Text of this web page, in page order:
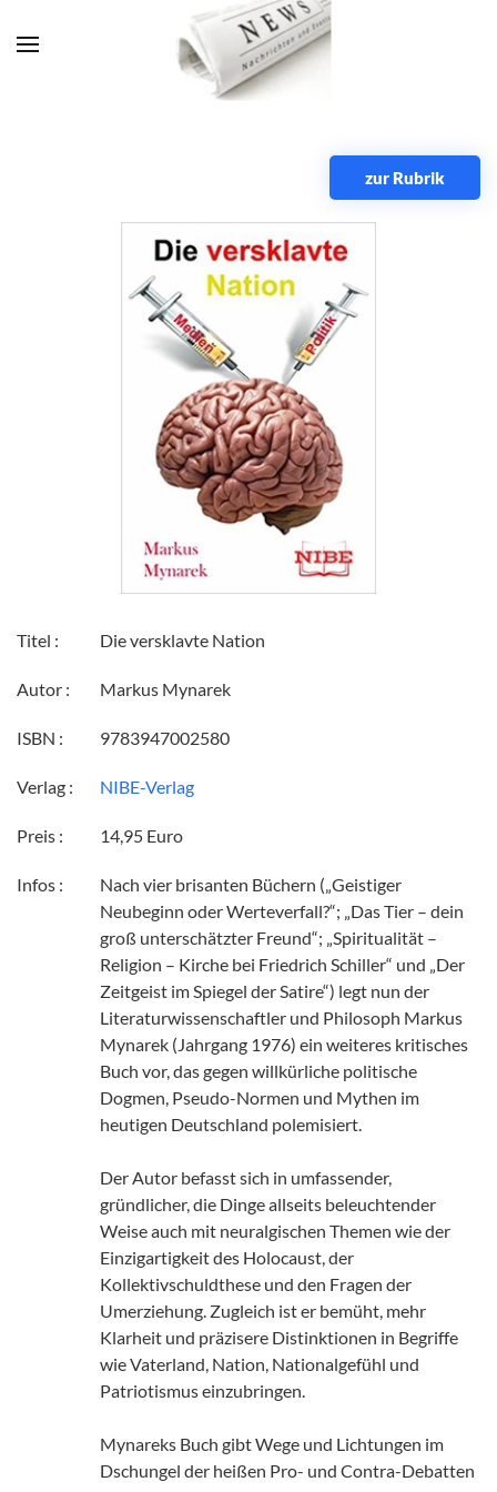
Zum Hauptinhalt springen
zur Rubrik
Titel : Die versklavte Nation
Autor : Markus Mynarek
ISBN : 9783947002580
Verlag : NIBE-Verlag
Preis : 14,95 Euro
Infos :
Nach vier brisanten Büchern („Geistiger
Neubeginn oder Werteverfall?“; „Das Tier – dein
groß unterschätzter Freund“; „Spiritualität –
Religion – Kirche bei Friedrich Schiller“ und „Der
Zeitgeist im Spiegel der Satire“) legt nun der
Literaturwissenschaftler und Philosoph Markus
Mynarek (Jahrgang 1976) ein weiteres kritisches
Buch vor, das gegen willkürliche politische
Dogmen, Pseudo-Normen und Mythen im
heutigen Deutschland polemisiert.
Der Autor befasst sich in umfassender,
gründlicher, die Dinge allseits beleuchtender
Weise auch mit neuralgischen Themen wie der
Einzigartigkeit des Holocaust, der
Kollektivschuldthese und den Fragen der
Umerziehung. Zugleich ist er bemüht, mehr
Klarheit und präzisere Distinktionen in Begriffe
wie Vaterland, Nation, Nationalgefühl und
Patriotismus einzubringen.
Mynareks Buch gibt Wege und Lichtungen im
Dschungel der heißen Pro- und Contra-Debatten